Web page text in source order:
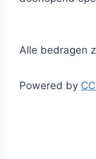
Alle bedragen
Powered by